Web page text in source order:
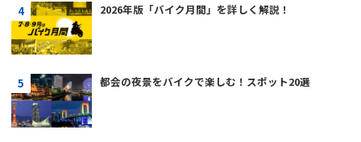
2026年版「バイク月間」を詳しく解説！
都会の夜景をバイクで楽しむ！スポット20選